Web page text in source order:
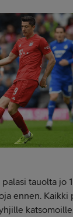
tauolta jo
ennen. Kaikki